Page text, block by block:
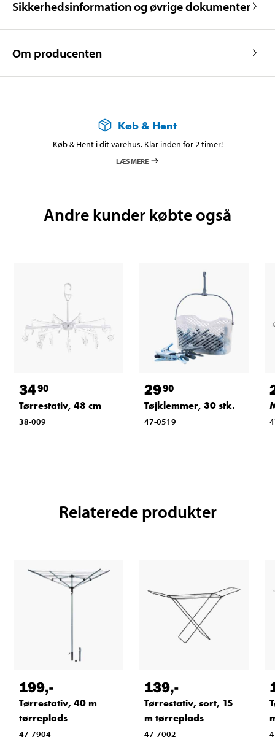
Sikkerhedsinformation og øvrige dokumenter
Om producenten
Køb & Hent
Køb & Hent i dit varehus. Klar inden for 2 timer!
LÆS MERE
Andre kunder købte også
3490
Tørrestativ, 48 cm
38-009
2990
Tøjklemmer, 30 stk.
47-0519
Relaterede produkter
199,-
Tørrestativ, 40 m
tørreplads
47-7904
139,-
Tørrestativ, sort, 15
m tørreplads
47-7002